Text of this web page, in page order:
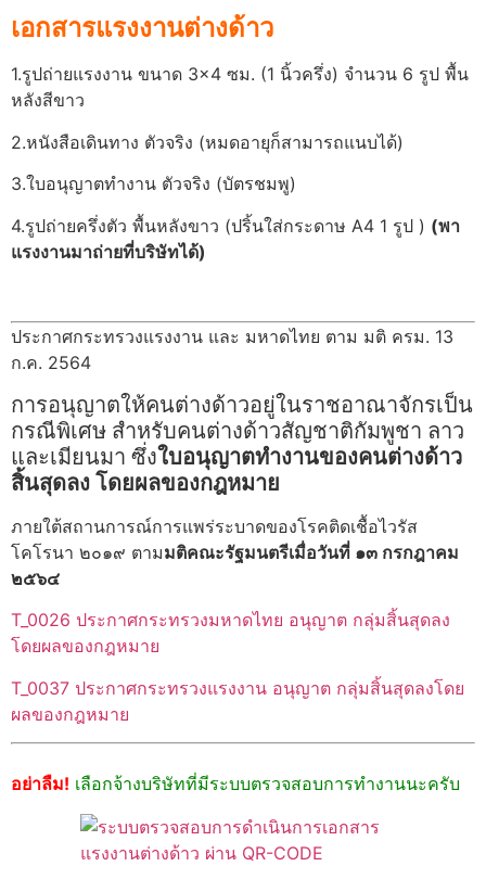
เอกสารแรงงานต่างด้าว
1.รูปถ่ายแรงงาน ขนาด 3×4 ซม. (1 นิ้วครึ่ง) จำนวน 6 รูป พื้น
หลังสีขาว
2.หนังสือเดินทาง ตัวจริง (หมดอายุก็สามารถแนบได้)
3.ใบอนุญาตทำงาน ตัวจริง (บัตรชมพู)
4.รูปถ่ายครึ่งตัว พื้นหลังขาว (ปริ้นใส่กระดาษ A4 1 รูป ) (พา
แรงงานมาถ่ายที่บริษัทได้)
ประกาศกระทรวงแรงงาน และ มหาดไทย ตาม มติ ครม. 13
ก.ค. 2564
การอนุญาตให้คนต่างด้าวอยู่ในราชอาณาจักรเป็น
กรณีพิเศษ สำหรับคนต่างด้าวสัญชาติกัมพูชา ลาว
และเมียนมา ซึ่งใบอนุญาตทำงานของคนต่างด้าว
สิ้นสุดลง โดยผลของกฎหมาย
ภายใต้สถานการณ์การแพร่ระบาดของโรคติดเชื้อไวรัส
โคโรนา ๒๐๑๙ ตามมติคณะรัฐมนตรีเมื่อวันที่ ๑๓ กรกฎาคม
๒๕๖๔
T_0026 ประกาศกระทรวงมหาดไทย อนุญาต กลุ่มสิ้นสุดลง
โดยผลของกฎหมาย
T_0037 ประกาศกระทรวงแรงงาน อนุญาต กลุ่มสิ้นสุดลงโดย
ผลของกฎหมาย
อย่าลืม! เลือกจ้างบริษัทที่มีระบบตรวจสอบการทำงานนะครับ